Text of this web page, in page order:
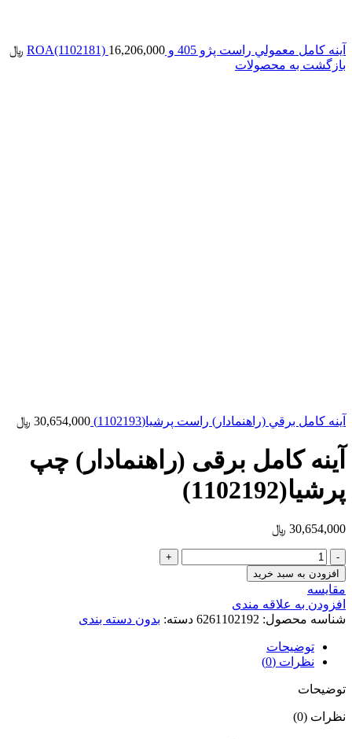
آينه كامل معمولي راست پژو 405 و ROA(1102181) 16,206,000
﷼
بازگشت به محصولات
آينه کامل برقي (راهنمادار) راست پرشيا(1102193) 30,654,000 ﷼
آینه کامل برقی (راهنمادار) چپ
پرشیا(1102192)
30,654,000 ﷼
آينه
کامل
برقي
(راهنمادار)
چپ
عدد
افزودن به سبد خرید
مقایسه
افزودن به علاقه مندی
شناسه محصول: 6261102192 دسته: بدون دسته بندی
توضیحات
نظرات (0)
توضیحات
نظرات (0)